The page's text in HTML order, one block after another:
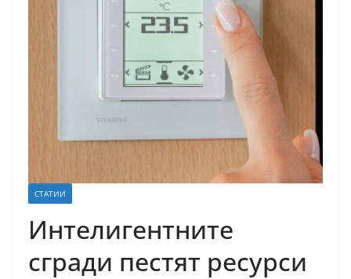
СТАТИИ
Интелигентните
сгради пестят ресурси